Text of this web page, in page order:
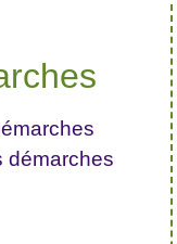
démarches